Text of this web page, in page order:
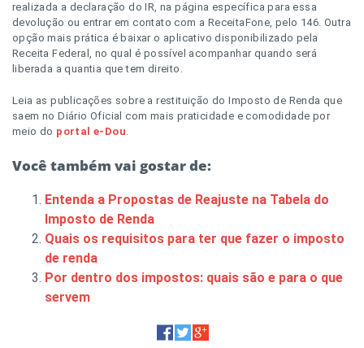
realizada a declaração do IR, na página específica para essa
devolução ou entrar em contato com a ReceitaFone, pelo 146. Outra
opção mais prática é baixar o aplicativo disponibilizado pela
Receita Federal, no qual é possível acompanhar quando será
liberada a quantia que tem direito.
Leia as publicações sobre a restituição do Imposto de Renda que
saem no Diário Oficial com mais praticidade e comodidade por
meio do portal e-Dou.
Você também vai gostar de:
Entenda a Propostas de Reajuste na Tabela do
Imposto de Renda
Quais os requisitos para ter que fazer o imposto
de renda
Por dentro dos impostos: quais são e para o que
servem